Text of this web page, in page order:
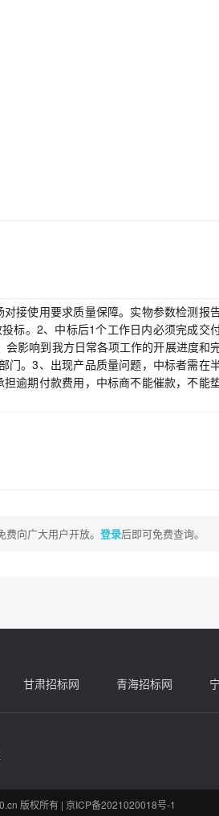
接使用要求质量保障。实物参数检测报
标。2、中标后1个工作日内必须完成交
影响到我方日常各项工作的开展进度和
门。3、出现产品质量问题，中标者需在
逾期付款费用，中标商不能催款，不能
向广大用户开放。 登录后即可免费查询。
甘肃招标网 青海招标网
版权所有 | 京ICP备2021020018号-1